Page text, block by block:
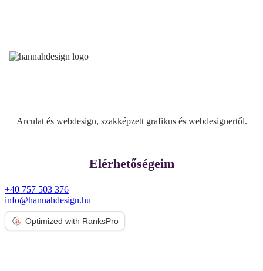
Arculat és webdesign, szakképzett grafikus és webdesignertől.
Elérhetőségeim
+40 757 503 376
info@hannahdesign.hu
Optimized with RanksPro